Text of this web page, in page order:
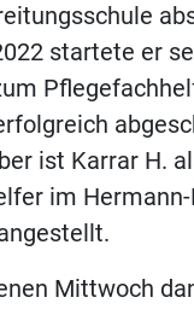
startete er
ist Karrar H.
im
Mittwoch